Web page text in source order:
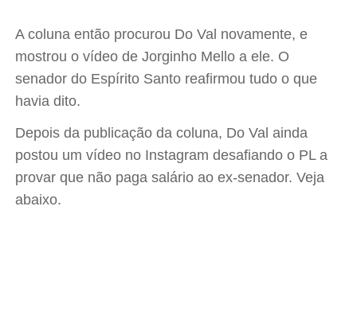
A coluna então procurou Do Val novamente, e
mostrou o vídeo de Jorginho Mello a ele. O
senador do Espírito Santo reafirmou tudo o que
havia dito.
Depois da publicação da coluna, Do Val ainda
postou um vídeo no Instagram desafiando o PL a
provar que não paga salário ao ex-senador. Veja
abaixo.